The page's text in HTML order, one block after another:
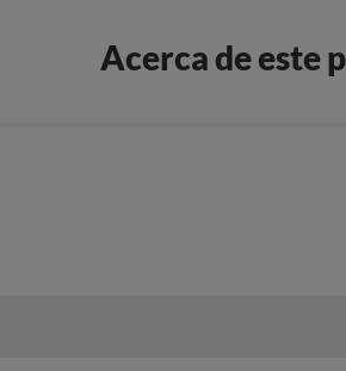
Acerca de este